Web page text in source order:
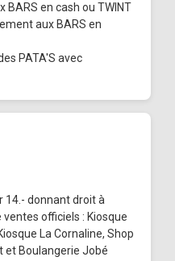
BARS en cash ou TWINT
aux BARS en
PATA'S avec
14.- donnant droit à
officiels : Kiosque
La Cornaline, Shop
et Boulangerie Jobé